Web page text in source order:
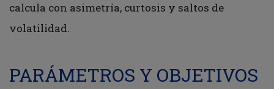
calcula con asimetría, curtosis y saltos de
volatilidad.
PARÁMETROS Y OBJETIVOS